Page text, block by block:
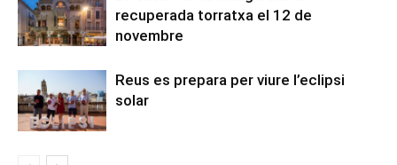
recuperada torratxa el 12 de
novembre
Reus es prepara per viure l’eclipsi
solar